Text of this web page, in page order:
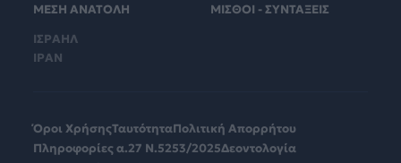
ΜΕΣΗ ΑΝΑΤΟΛΗ
ΙΣΡΑΗΛ
ΙΡΑΝ
ΜΙΣΘΟΙ - ΣΥΝΤΑΞΕΙΣ
Όροι ΧρήσηςΤαυτότηταΠολιτική Απορρήτου
Πληροφορίες α.27 Ν.5253/2025Δεοντολογία